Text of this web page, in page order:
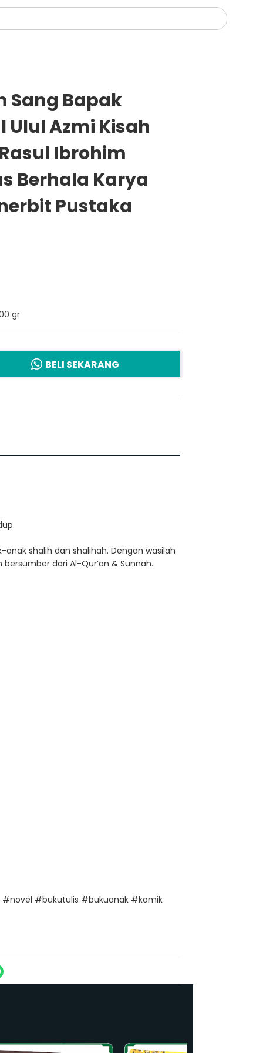
Sang Bapak
Ulul Azmi Kisah
Ibrohim
Berhala Karya
Pustaka
gr
BELI SEKARANG
anak shalih dan shalihah. Dengan wasilah
dari Al-Qur’an & Sunnah.
#bukutulis #bukuanak #komik